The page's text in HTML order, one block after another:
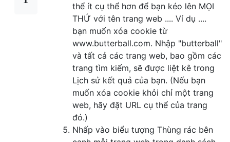
thể ít cụ thể hơn để bạn kéo lên MỌI
THỨ với tên trang web .... Ví dụ ....
bạn muốn xóa cookie từ
www.butterball.com. Nhập "butterball"
và tất cả các trang web, bao gồm các
trang tìm kiếm, sẽ được liệt kê trong
Lịch sử kết quả của bạn. (Nếu bạn
muốn xóa cookie khỏi chỉ một trang
web, hãy đặt URL cụ thể của trang
đó.)
Nhấp vào biểu tượng Thùng rác bên